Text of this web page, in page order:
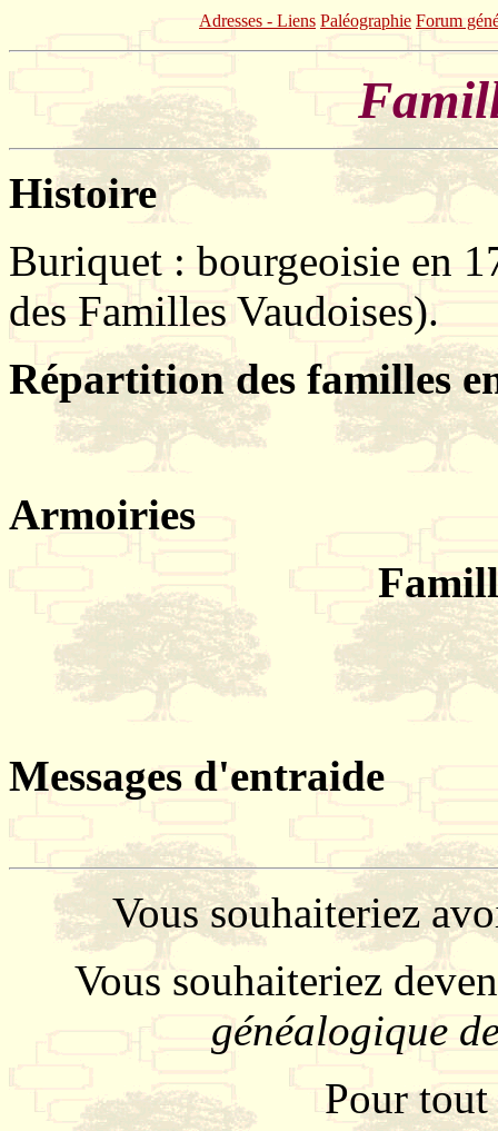
Adresses - Liens Paléographie Forum
Histoire
Buriquet : bourgeoisie en
des Familles Vaudoises).
Répartition des familles
Armoiries
Messages d'entraide
Vous souhaiteriez
Vous souhaiteriez
généalogique
Pour tout